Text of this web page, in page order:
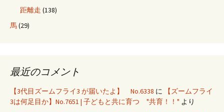
距離走 (138)
馬(29)
最近のコメント
【3代目ズームフライ3 が届いたよ】 No.6338 に
【ズームフライ
3は何足目か】No.7651 | 子どもと共に育つ "共育！！" より